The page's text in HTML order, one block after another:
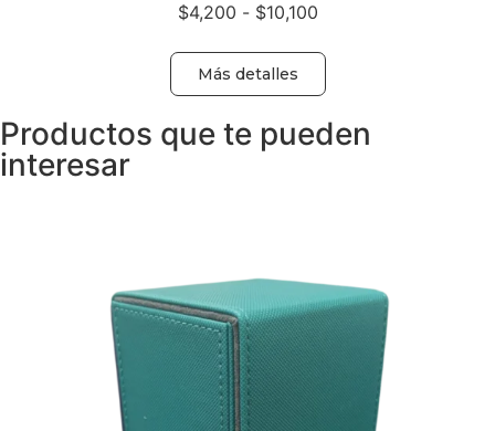
$4,200 - $10,100
Más detalles
Productos que te pueden
interesar